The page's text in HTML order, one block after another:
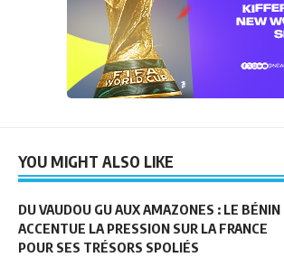
YOU MIGHT ALSO LIKE
DU VAUDOU GU AUX AMAZONES : LE BÉNIN
ACCENTUE LA PRESSION SUR LA FRANCE
POUR SES TRÉSORS SPOLIÉS